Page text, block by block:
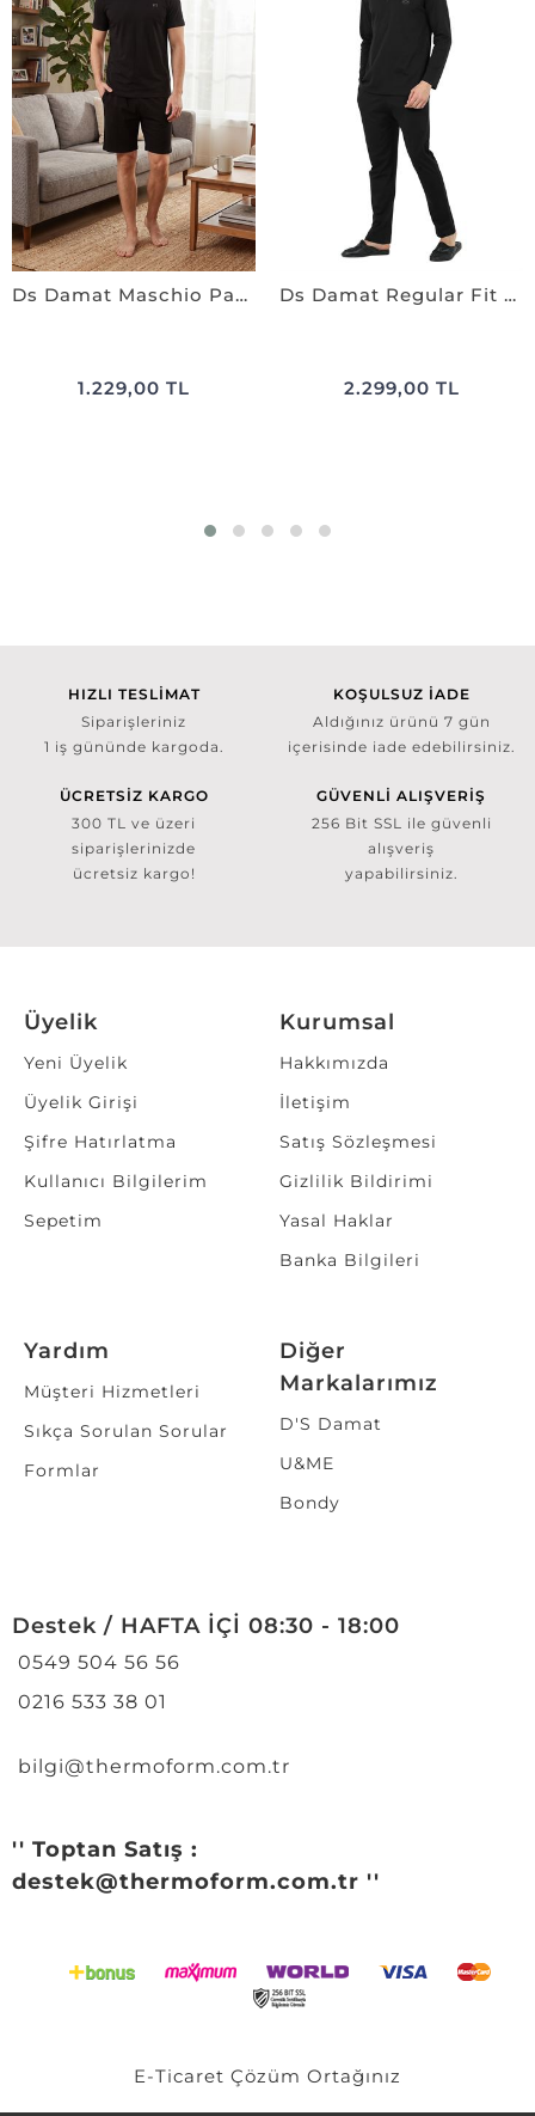
Ds Damat Maschio Pamuk Şort Takım SİYAH
1.229,00 TL
Ds Damat Regular Fit Cotton Pijama Takımı SİYAH
2.299,00 TL
HIZLI TESLİMAT
Siparişleriniz
1 iş gününde kargoda.
KOŞULSUZ İADE
Aldığınız ürünü 7 gün
içerisinde iade edebilirsiniz.
ÜCRETSİZ KARGO
300 TL ve üzeri
siparişlerinizde
ücretsiz kargo!
GÜVENLİ ALIŞVERİŞ
256 Bit SSL ile güvenli
alışveriş
yapabilirsiniz.
Üyelik
Yeni Üyelik
Üyelik Girişi
Şifre Hatırlatma
Kullanıcı Bilgilerim
Sepetim
Kurumsal
Hakkımızda
İletişim
Satış Sözleşmesi
Gizlilik Bildirimi
Yasal Haklar
Banka Bilgileri
Yardım
Müşteri Hizmetleri
Sıkça Sorulan Sorular
Formlar
Diğer
Markalarımız
D'S Damat
U&ME
Bondy
Destek / HAFTA İÇİ 08:30 - 18:00
0549 504 56 56
0216 533 38 01
bilgi@thermoform.com.tr
'' Toptan Satış :
destek@thermoform.com.tr ''
E-Ticaret Çözüm Ortağınız